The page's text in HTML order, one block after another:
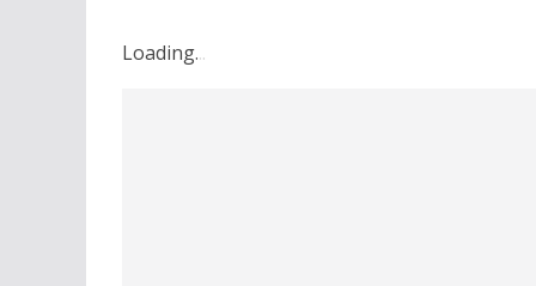
Loading...